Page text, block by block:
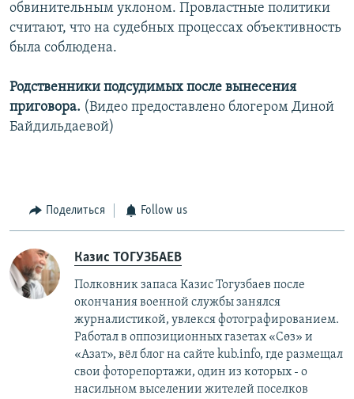
обвинительным уклоном. Провластные политики
считают, что на судебных процессах объективность
была соблюдена.
Родственники подсудимых после вынесения
приговора. (Видео предоставлено блогером Диной
Байдильдаевой)
Поделиться Follow us
Казис ТОГУЗБАЕВ
Полковник запаса Казис Тогузбаев после
окончания военной службы занялся
журналистикой, увлекся фотографированием.
Работал в оппозиционных газетах «Сөз» и
«Азат», вёл блог на сайте kub.info, где размещал
свои фоторепортажи, один из которых - о
насильном выселении жителей поселков